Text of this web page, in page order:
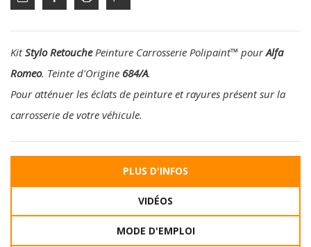
KitStylo RetouchePeinture Carrosserie Polipaint™ pourAlfa
Romeo. Teinte d'Origine 684/A.
Pour atténuer les éclats de peinture et rayures présent sur la
carrosserie de votre véhicule.
PLUS D'INFOS
VIDÉOS
MODE D'EMPLOI